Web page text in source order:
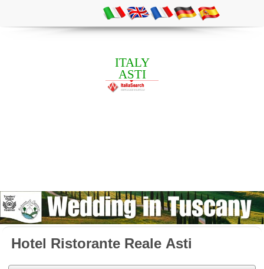
ITALY
ASTI
Hotel Ristorante Reale Asti